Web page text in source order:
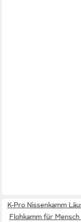
K-Pro Nissenkamm
Flohkamm für Mensch